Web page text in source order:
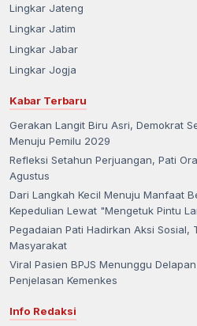
Lingkar Jateng
Lingkar Jatim
Lingkar Jabar
Lingkar Jogja
Kabar Terbaru
Gerakan Langit Biru Asri, Demokrat
Menuju Pemilu 2029
Refleksi Setahun Perjuangan, Pati
Agustus
Dari Langkah Kecil Menuju Manfaat
Kepedulian Lewat "Mengetuk Pintu
Pegadaian Pati Hadirkan Aksi Sosial,
Masyarakat
Viral Pasien BPJS Menunggu
Penjelasan Kemenkes
Info Redaksi